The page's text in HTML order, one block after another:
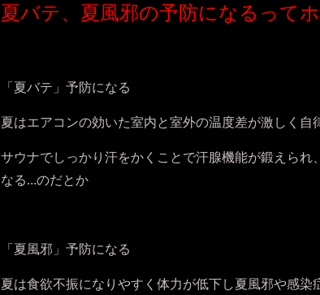
夏バテ、夏風邪の予防になるって
「夏バテ」予防になる
夏はエアコンの効いた室内と室外の温度差が激しく自
サウナでしっかり汗をかくことで汗腺機能が鍛えら
なる...のだとか
「夏風邪」予防になる
夏は食欲不振になりやすく体力が低下し夏風邪や感染